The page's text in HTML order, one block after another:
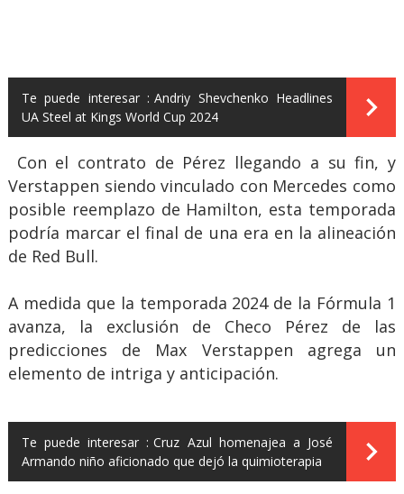
Te puede interesar : Andriy Shevchenko Headlines
UA Steel at Kings World Cup 2024
Con el contrato de Pérez llegando a su fin, y
Verstappen siendo vinculado con Mercedes como
posible reemplazo de Hamilton, esta temporada
podría marcar el final de una era en la alineación
de Red Bull.
A medida que la temporada 2024 de la Fórmula 1
avanza, la exclusión de Checo Pérez de las
predicciones de Max Verstappen agrega un
elemento de intriga y anticipación.
Te puede interesar : Cruz Azul homenajea a José
Armando niño aficionado que dejó la quimioterapia